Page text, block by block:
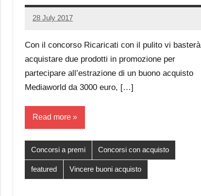
28 July 2017
Luca
No
Con il concorso Ricaricati con il pulito vi basterà
acquistare due prodotti in promozione per
partecipare all’estrazione di un buono acquisto
Mediaworld da 3000 euro, […]
Read more
Concorsi a premi Concorsi con acquisto
featured Vincere buoni acquisto